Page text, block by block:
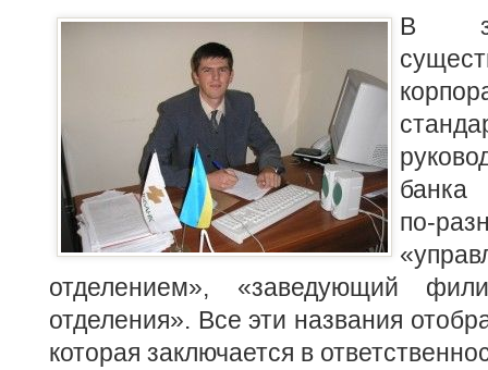
В
банка
по-
отделением», «заведующий
отделения». Все эти названия
которая заключается в